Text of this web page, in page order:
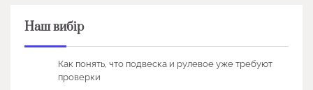
Наш вибір
Как понять, что подвеска и рулевое уже требуют
проверки